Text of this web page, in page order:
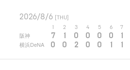
2026/8/6 [THU]
2 3 4 5 6 7
阪神 7 1 0 0 0 0 1
横浜DeNA 0 0 2 0 0 1 1